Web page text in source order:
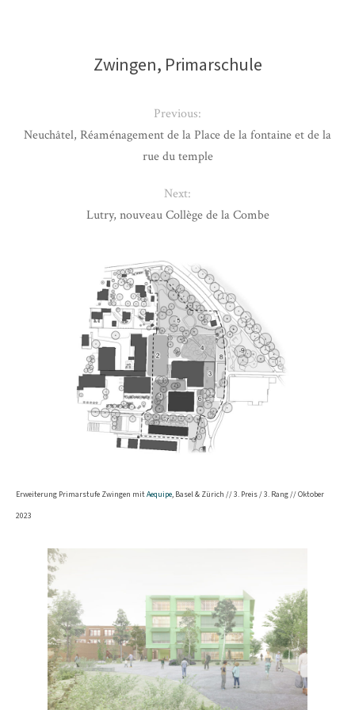
Erweiterung Primarstufe Zwingen mitAequipe, Basel & Zürich // 3. Preis / 3. Rang // Oktober
2023
Zwingen, Primarschule
Previous:
Neuchâtel, Réaménagement de la Place de la fontaine et de la
rue du temple
Next:
Lutry, nouveau Collège de la Combe